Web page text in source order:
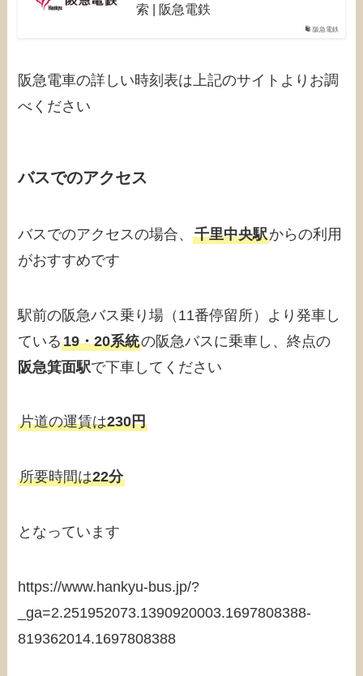
阪急電鉄
索 | 阪急電鉄
阪急電車の詳しい時刻表は上記のサイトよりお調
べください
バスでのアクセス
バスでのアクセスの場合、千里中央駅からの利用
がおすすめです
駅前の阪急バス乗り場（11番停留所）より発車し
ている19・20系統の阪急バスに乗車し、終点の
阪急箕面駅で下車してください
片道の運賃は230円
所要時間は22分
となっています
https://www.hankyu-bus.jp/?
_ga=2.251952073.1390920003.1697808388-
819362014.1697808388